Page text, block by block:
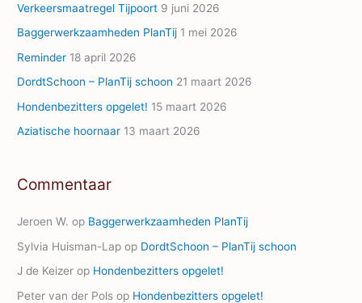
r
e
s
s
Verkeersmaatregel Tijpoort 9 juni 2026
Baggerwerkzaamheden PlanTij 1 mei 2026
Reminder 18 april 2026
DordtSchoon – PlanTij schoon 21 maart 2026
Hondenbezitters opgelet! 15 maart 2026
Aziatische hoornaar 13 maart 2026
Commentaar
Jeroen W. op Baggerwerkzaamheden PlanTij
Sylvia Huisman-Lap op DordtSchoon – PlanTij schoon
J de Keizer op Hondenbezitters opgelet!
Peter van der Pols op Hondenbezitters opgelet!